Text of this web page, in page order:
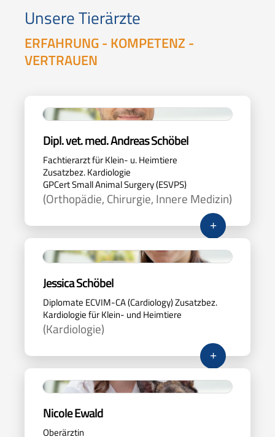
Unsere Tierärzte
ERFAHRUNG - KOMPETENZ -
VERTRAUEN
Dipl. vet. med. Andreas Schöbel
Fachtierarzt für Klein- u. Heimtiere
Zusatzbez. Kardiologie
GPCert Small Animal Surgery (ESVPS)
(Orthopädie, Chirurgie, Innere Medizin)
+
Jessica Schöbel
Diplomate ECVIM-CA (Cardiology) Zusatzbez.
Kardiologie für Klein- und Heimtiere
(Kardiologie)
+
Nicole Ewald
Oberärztin